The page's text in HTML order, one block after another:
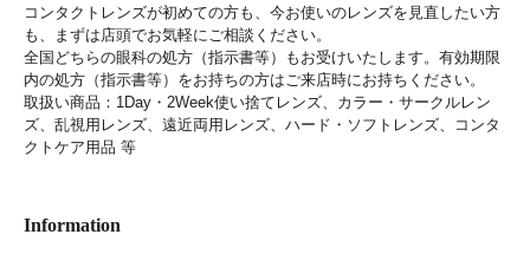
コンタクトレンズが初めての方も、今お使いのレンズを見直したい方
も、まずは店頭でお気軽にご相談ください。
全国どちらの眼科の処方（指示書等）もお受けいたします。有効期限
内の処方（指示書等）をお持ちの方はご来店時にお持ちください。
取扱い商品：1Day・2Week使い捨てレンズ、カラー・サークルレン
ズ、乱視用レンズ、遠近両用レンズ、ハード・ソフトレンズ、コンタ
クトケア用品 等
Information